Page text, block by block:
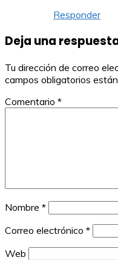
Responder
Deja una
Tu dirección de correo
campos obligatorios
Comentario *
Nombre *
Correo electrónico *
Web